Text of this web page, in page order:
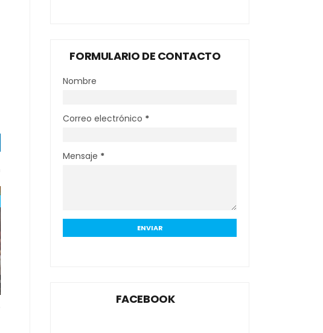
FORMULARIO DE CONTACTO
Nombre
Correo electrónico *
Mensaje *
FACEBOOK